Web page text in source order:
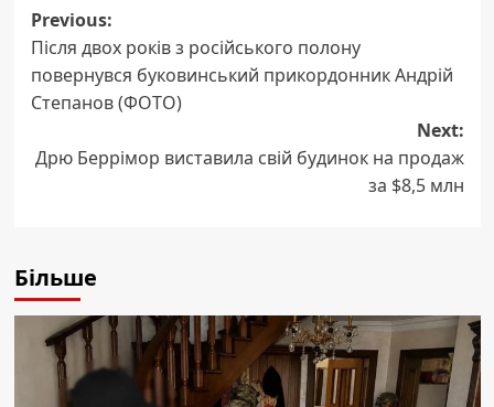
Post
navigation
Previous:
Після двох років з російського полону
повернувся буковинський прикордонник Андрій
Степанов (ФОТО)
Next:
Дрю Беррімор виставила свій будинок на продаж
за $8,5 млн
Більше